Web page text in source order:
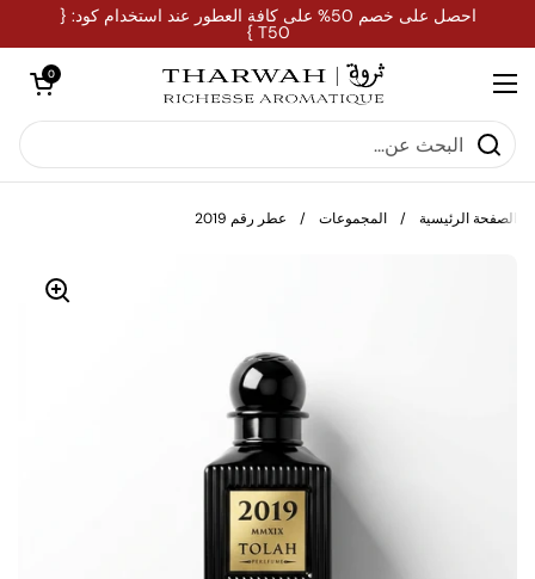
تخطي إلى المحتوى احصل على خصم 50% على كافة العطور عند استخدام كود: {
T50 }
فتح القائمة
فتح العربة
0
الصفحة الرئيسية / المجموعات / عطر رقم 2019